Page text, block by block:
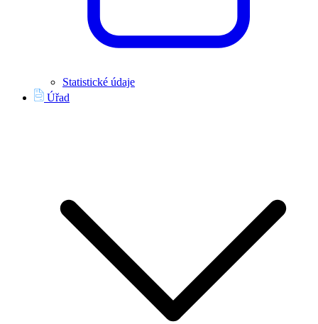
Statistické údaje
Úřad